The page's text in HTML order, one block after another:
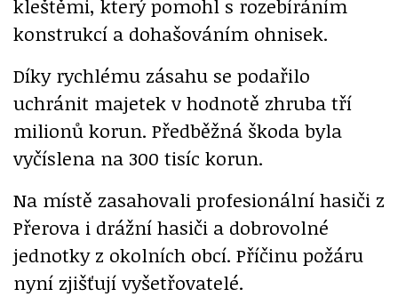
kleštěmi, který pomohl s rozebíráním
konstrukcí a dohašováním ohnisek.
Díky rychlému zásahu se podařilo
uchránit majetek v hodnotě zhruba tří
milionů korun. Předběžná škoda byla
vyčíslena na 300 tisíc korun.
Na místě zasahovali profesionální hasiči z
Přerova i drážní hasiči a dobrovolné
jednotky z okolních obcí. Příčinu požáru
nyní zjišťují vyšetřovatelé.